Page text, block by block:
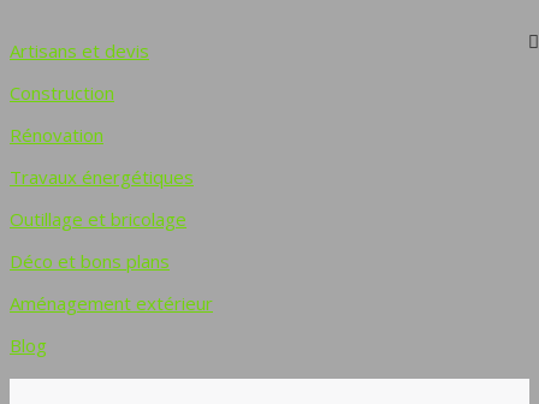
Artisans et devis
Construction
Rénovation
Travaux énergétiques
Outillage et bricolage
Déco et bons plans
Aménagement extérieur
Blog